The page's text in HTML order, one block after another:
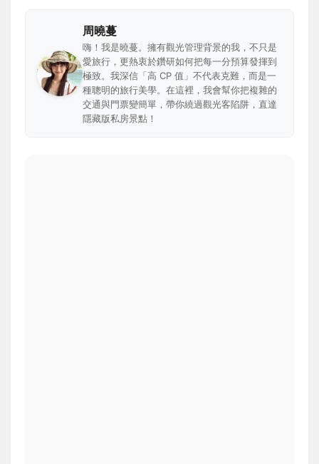
周曉蔓
嗨！我是曉蔓。擁有觀光管理背景的我，不只是
愛旅行，更熱衷於鑽研如何把每一分預算發揮到
極致。我深信「高 CP 值」不代表克難，而是一
種聰明的旅行美學。在這裡，我會幫你把複雜的
交通與門票變簡單，帶你繞過觀光客陷阱，直達
隱藏版私房景點！